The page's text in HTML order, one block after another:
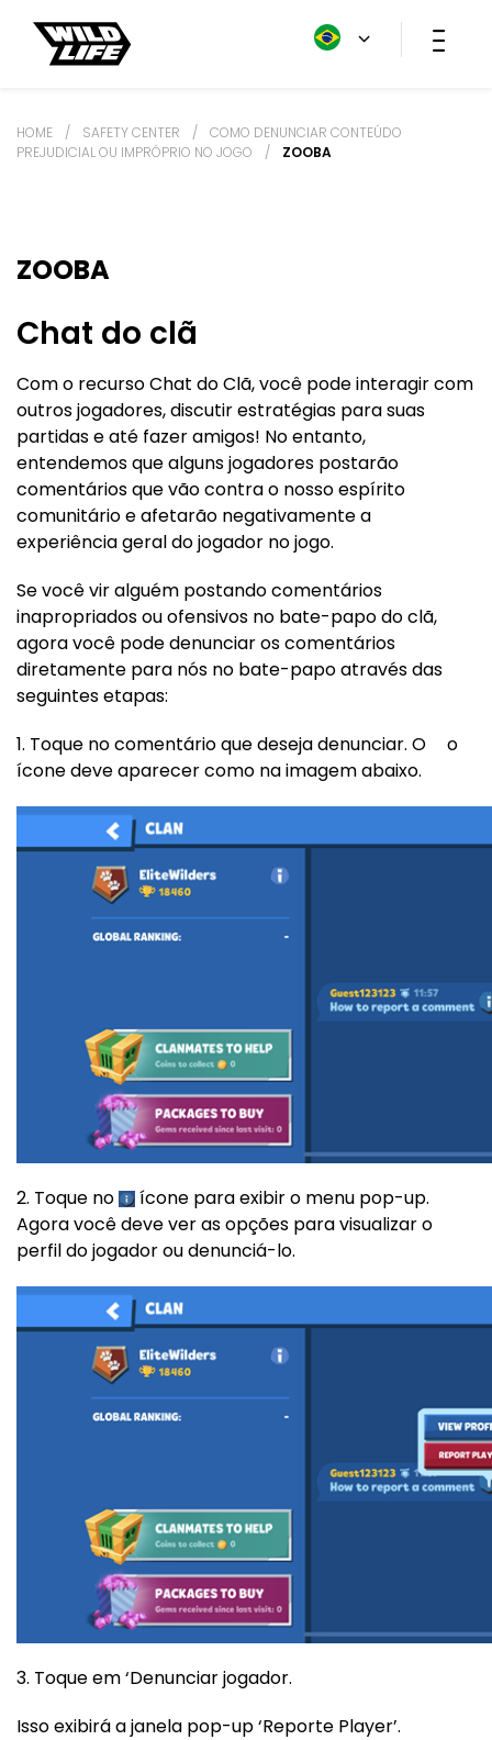
HOME / SAFETY CENTER /
COMO DENUNCIAR CONTEÚDO
PREJUDICIAL OU IMPRÓPRIO NO JOGO
/ ZOOBA
ZOOBA
Chat do clã
Com o recurso Chat do Clã, você pode interagir com
outros jogadores, discutir estratégias para suas
partidas e até fazer amigos! No entanto,
entendemos que alguns jogadores postarão
comentários que vão contra o nosso espírito
comunitário e afetarão negativamente a
experiência geral do jogador no jogo.
Se você vir alguém postando comentários
inapropriados ou ofensivos no bate-papo do clã,
agora você pode denunciar os comentários
diretamente para nós no bate-papo através das
seguintes etapas:
1. Toque no comentário que deseja denunciar. O
o
ícone deve aparecer como na imagem abaixo.
2. Toque no
ícone para exibir o menu pop-up.
Agora você deve ver as opções para visualizar o
perfil do jogador ou denunciá-lo.
3. Toque em ‘Denunciar jogador.
Isso exibirá a janela pop-up ‘Reporte Player’.